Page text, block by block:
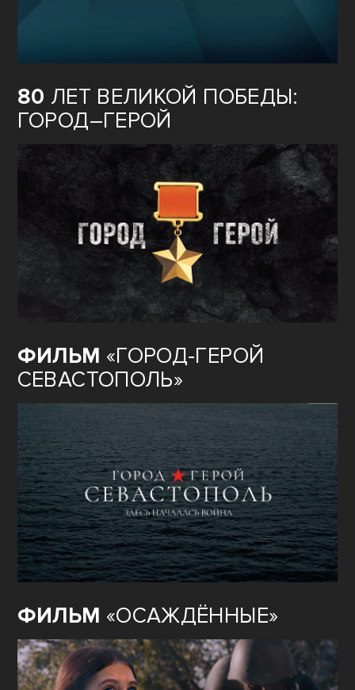
80 ЛЕТ ВЕЛИКОЙ ПОБЕДЫ:
ГОРОД–ГЕРОЙ
ФИЛЬМ «ГОРОД-ГЕРОЙ
СЕВАСТОПОЛЬ»
ФИЛЬМ «ОСАЖДЁННЫЕ»